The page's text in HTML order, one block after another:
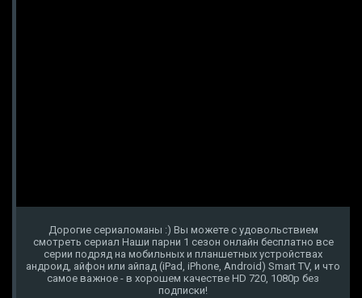
Дорогие сериаломаны :) Вы можете с удовольствием
смотреть сериал Наши парни 1 сезон онлайн бесплатно все
серии подряд на мобильных и планшетных устройствах
андроид, айфон или айпад (iPad, iPhone, Android) Smart TV, и что
самое важное - в хорошем качестве HD 720, 1080p без
подписки!